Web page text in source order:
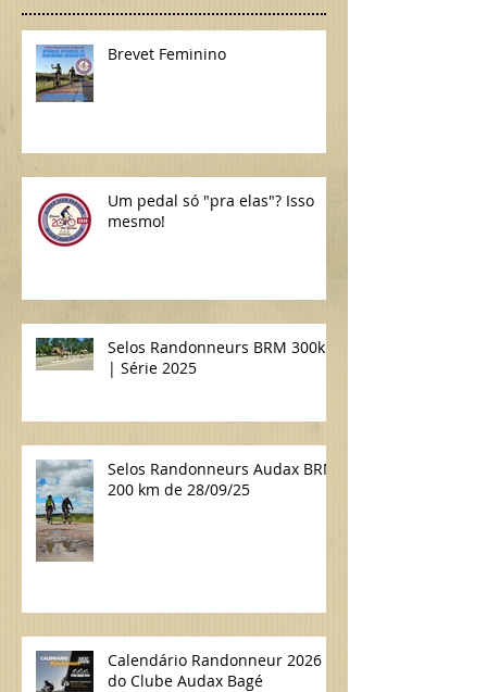
Brevet Feminino
Um pedal só "pra elas"? Isso
mesmo!
Selos Randonneurs BRM 300km
| Série 2025
Selos Randonneurs Audax BRM
200 km de 28/09/25
Calendário Randonneur 2026
do Clube Audax Bagé